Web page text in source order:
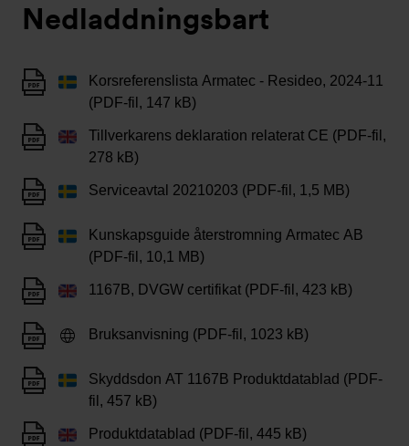
Nedladdningsbart
Korsreferenslista Armatec - Resideo, 2024-11
(PDF-fil, 147 kB)
Tillverkarens deklaration relaterat CE (PDF-fil,
278 kB)
Serviceavtal 20210203 (PDF-fil, 1,5 MB)
Kunskapsguide återstromning Armatec AB
(PDF-fil, 10,1 MB)
1167B, DVGW certifikat (PDF-fil, 423 kB)
Bruksanvisning (PDF-fil, 1023 kB)
Skyddsdon AT 1167B Produktdatablad (PDF-
fil, 457 kB)
Produktdatablad (PDF-fil, 445 kB)